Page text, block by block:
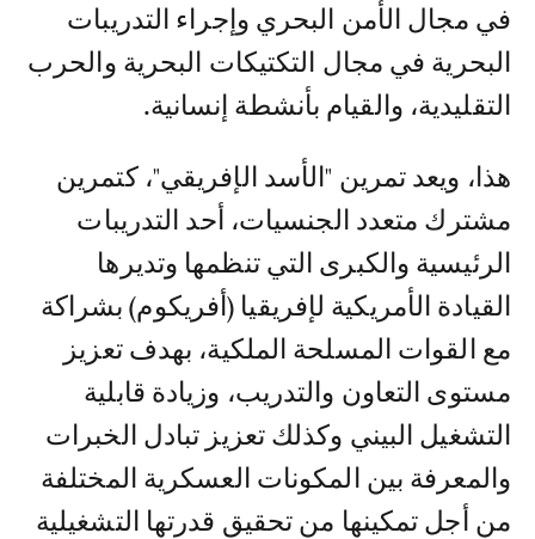
في مجال الأمن البحري وإجراء التدريبات
البحرية في مجال التكتيكات البحرية والحرب
التقليدية، والقيام بأنشطة إنسانية.
هذا، ويعد تمرين "الأسد الإفريقي"، كتمرين
مشترك متعدد الجنسيات، أحد التدريبات
الرئيسية والكبرى التي تنظمها وتديرها
القيادة الأمريكية لإفريقيا (أفريكوم) بشراكة
مع القوات المسلحة الملكية، بهدف تعزيز
مستوى التعاون والتدريب، وزيادة قابلية
التشغيل البيني وكذلك تعزيز تبادل الخبرات
والمعرفة بين المكونات العسكرية المختلفة
من أجل تمكينها من تحقيق قدرتها التشغيلية